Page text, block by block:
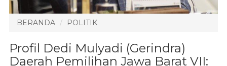
BERANDA POLITIK
Profil Dedi Mulyadi (Gerindra)
Daerah Pemilihan Jawa Barat VII: